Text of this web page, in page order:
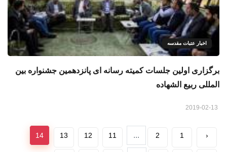
اخبار عتبات مقدسه
برگزاری اولین جلسات کمیته رسانه ای پانزدهمین جشنواره بین
المللی ربیع الشهاده
‹
1
2
...
11
12
13
14